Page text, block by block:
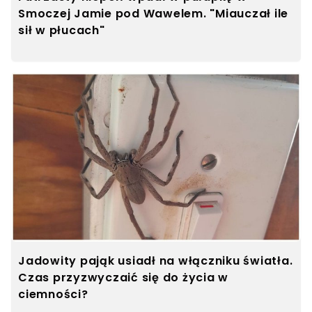
Smoczej Jamie pod Wawelem. "Miauczał ile
sił w płucach"
Jadowity pająk usiadł na włączniku światła.
Czas przyzwyczaić się do życia w
ciemności?